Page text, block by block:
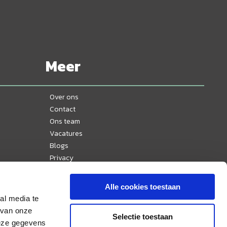
media te
onze
gegevens
Alle cookies toestaan
Selectie toestaan
Meer
Over ons
Contact
Ons team
Vacatures
Blogs
Privacy
Ervaringen